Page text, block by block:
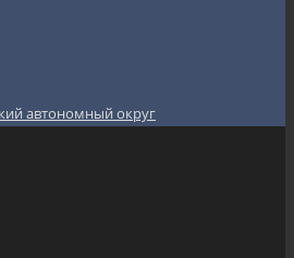
автономный округ